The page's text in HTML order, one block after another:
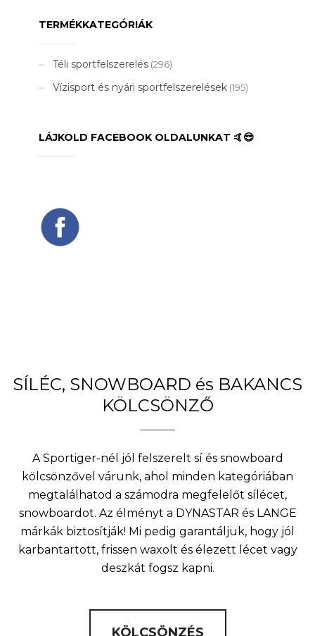
TERMÉKKATEGÓRIÁK
Téli sportfelszerelés (296)
Vízisport és nyári sportfelszerelések (195)
LÁJKOLD FACEBOOK OLDALUNKAT 🤙😎
SÍLÉC, SNOWBOARD és BAKANCS
KÖLCSÖNZŐ
A Sportiger-nél jól felszerelt sí és snowboard
kölcsönzővel várunk, ahol minden kategóriában
megtalálhatod a számodra megfelelőt sílécet,
snowboardot. Az élményt a DYNASTAR és LANGE
márkák biztosítják! Mi pedig garantáljuk, hogy jól
karbantartott, frissen waxolt és élezett lécet vagy
deszkát fogsz kapni.
KÖLCSÖNZÉS